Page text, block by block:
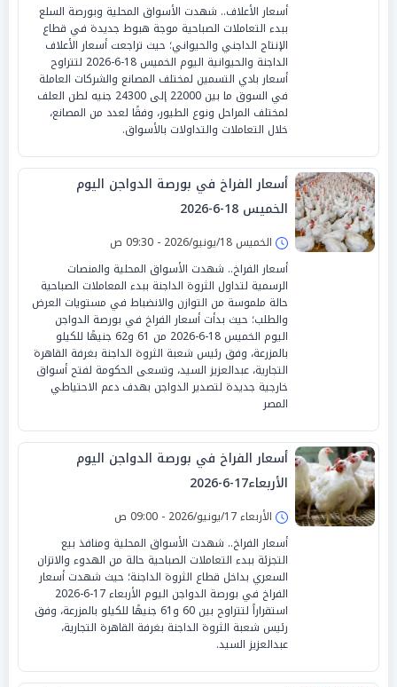
أسعار الأعلاف.. شهدت الأسواق المحلية وبورصة السلع
ببدء التعاملات الصباحية موجة هبوط جديدة في قطاع
الإنتاج الداجني والحيواني؛ حيث تراجعت أسعار الأعلاف
الداجنة والحيوانية اليوم الخميس 18-6-2026 لتتراوح
أسعار بادي التسمين لمختلف المصانع والشركات العاملة
في السوق ما بين 22000 إلى 24300 جنيه لطن العلف
لمختلف المراحل ونوع الطيور، وفقًا لعدد من المصانع،
خلال التعاملات والتداولات بالأسواق.
أسعار الفراخ في بورصة الدواجن اليوم
الخميس 18-6-2026
الخميس 18/يونيو/2026 - 09:30 ص
أسعار الفراخ.. شهدت الأسواق المحلية والمنصات
الرسمية لتداول الثروة الداجنة ببدء المعاملات الصباحية
حالة ملموسة من التوازن والانضباط في مستويات العرض
والطلب؛ حيث بدأت أسعار الفراخ في بورصة الدواجن
اليوم الخميس 18-6-2026 من 61 و62 جنيهًا للكيلو
بالمزرعة، وفق رئيس شعبة الثروة الداجنة بغرفة القاهرة
التجارية، عبدالعزيز السيد، وتسعى الحكومة لفتح أسواق
خارجية جديدة لتصدير الدواجن بهدف دعم الاحتياطي
المصر
أسعار الفراخ في بورصة الدواجن اليوم
الأربعاء17-6-2026
الأربعاء 17/يونيو/2026 - 09:00 ص
أسعار الفراخ.. شهدت الأسواق المحلية ومنافذ بيع
التجزئة ببدء التعاملات الصباحية حالة من الهدوء والاتزان
السعري بداخل قطاع الثروة الداجنة؛ حيث شهدت أسعار
الفراخ في بورصة الدواجن اليوم الأربعاء 17-6-2026
استقراراً لتتراوح بين 60 و61 جنيهًا للكيلو بالمزرعة، وفق
رئيس شعبة الثروة الداجنة بغرفة القاهرة التجارية،
عبدالعزيز السيد.